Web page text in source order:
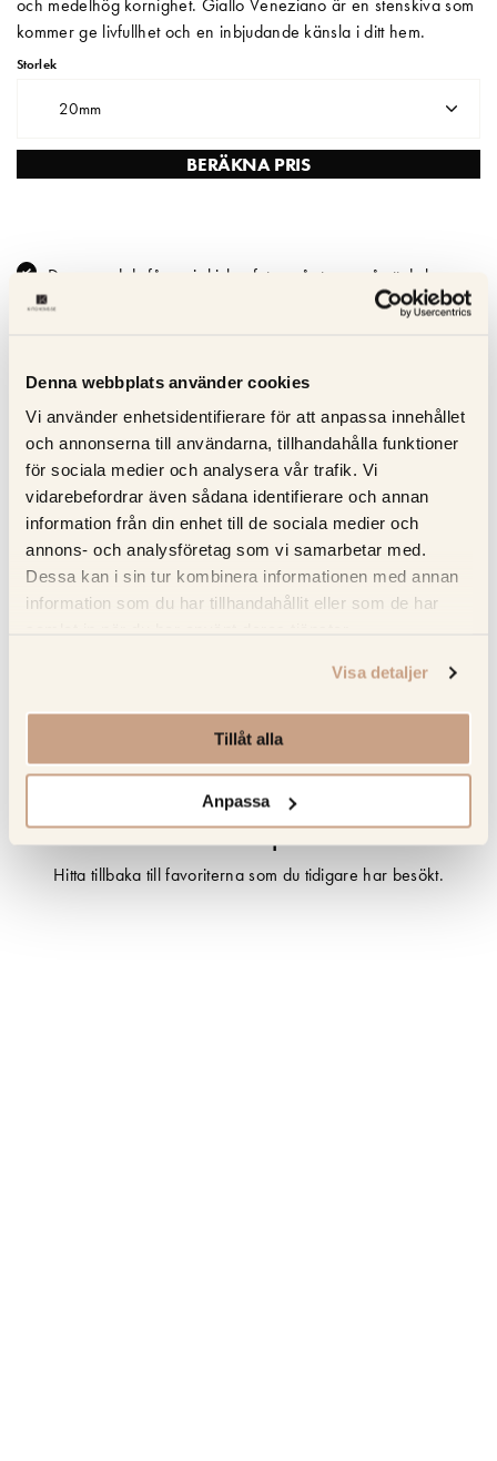
Denna webbplats använder cookies
Vi använder enhetsidentifierare för att anpassa innehållet
och annonserna till användarna, tillhandahålla funktioner
för sociala medier och analysera vår trafik. Vi
vidarebefordrar även sådana identifierare och annan
information från din enhet till de sociala medier och
annons- och analysföretag som vi samarbetar med.
Dessa kan i sin tur kombinera informationen med annan
information som du har tillhandahållit eller som de har
Visa detaljer
Tillåt alla
Anpassa
Matberedare & Mixer
och medelhög kornighet. Giallo Veneziano är en stenskiva som
kommer ge livfullhet och en inbjudande känsla i ditt hem.
Storlek
20mm
BERÄKNA PRIS
Du ser vad du får – vi skickar foton på stenen så att du kan se
exakt färg och mönster
Extra hållbarhet – stenen är behandlad på fabrik för skydd mot
vätskor och fläckar
Extremt tåligt & värmeresistent – granit och kvartsit tål repor
och höga temperaturer
Full service – Kitchens.se sköter mätning; leverans och
installation försäkrad i Norden
Specifikation
Senast sedda produkter
Hitta tillbaka till favoriterna som du tidigare har besökt.